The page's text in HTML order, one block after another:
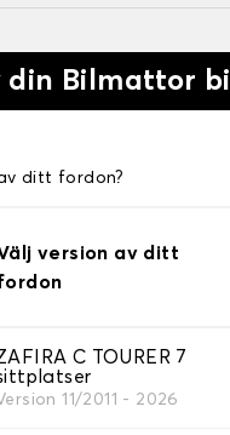
din Bilmattor bil
ditt fordon?
version av ditt
C TOURER 7
11/2011 - 2026
bilmatta.